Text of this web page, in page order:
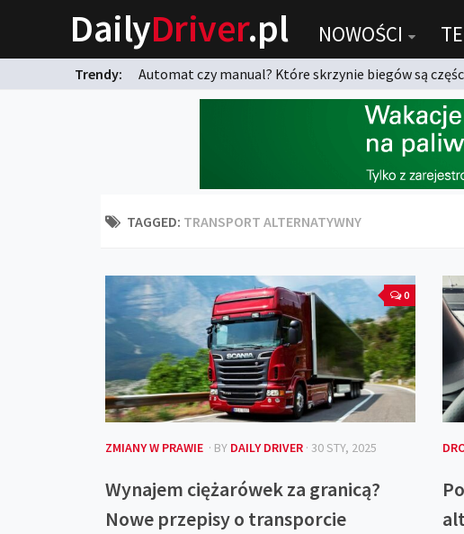
DailyDriver.pl NOWOŚCI
Trendy: Automat czy manual? Które skrzynie biegów są
TAGGED: TRANSPORT ALTERNATYWNY
0
ZMIANY W PRAWIE · BY DAILY DRIVER · 30 STY, 2025
Wynajem ciężarówek za granicą?
Nowe przepisy o transporcie